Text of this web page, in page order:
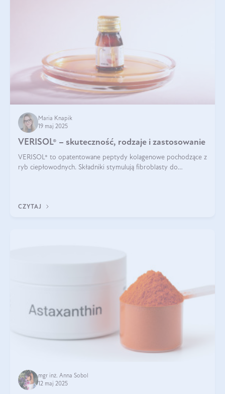
Maria Knapik
19 maj 2025
VERISOL® – skuteczność, rodzaje i zastosowanie
VERISOL® to opatentowane peptydy kolagenowe pochodzące z
ryb ciepłowodnych. Składniki stymulują fibroblasty do
CZYTAJ
mgr inż. Anna Sobol
12 maj 2025